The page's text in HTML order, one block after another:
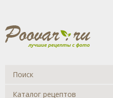
Каталог рецептов